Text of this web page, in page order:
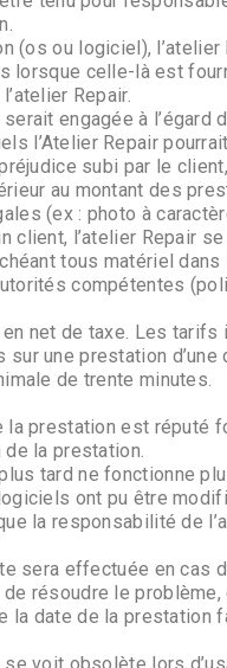
(os ou logiciel), l’atelier
lorsque celle-là est
Repair.
engagée à l’égard
l’Atelier Repair
subi par le
au montant des
(ex : photo à
client, l’atelier Repair
tous matériel dans
compétentes
net de taxe. Les tarifs
une prestation d’une
de trente minutes.
prestation est réputé
la prestation.
tard ne fonctionne
ont pu être
la responsabilité de
sera effectuée en cas
résoudre le problème,
la date de la prestation